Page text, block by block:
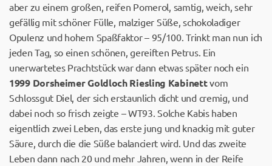
aber zu einem großen, reifen Pomerol, samtig, weich, sehr
gefällig mit schöner Fülle, malziger Süße, schokoladiger
Opulenz und hohem Spaßfaktor – 95/100. Trinkt man nun ich
jeden Tag, so einen schönen, gereiften Petrus. Ein
unerwartetes Prachtstück war dann etwas später noch ein
1999 Dorsheimer Goldloch Riesling Kabinettvom
Schlossgut Diel, der sich erstaunlich dicht und cremig, und
dabei noch so frisch zeigte – WT93. Solche Kabis haben
eigentlich zwei Leben, das erste jung und knackig mit guter
Säure, durch die die Süße balanciert wird. Und das zweite
Leben dann nach 20 und mehr Jahren, wenn in der Reife